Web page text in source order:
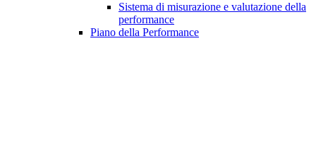
Sistema di misurazione e valutazione della
performance
Piano della Performance